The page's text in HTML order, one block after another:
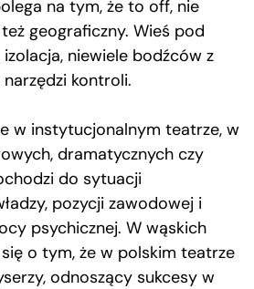
na tym, że to off, nie
geograficzny. Wieś pod
izolacja, niewiele bodźców z
kontroli.
w instytucjonalnym teatrze, w
dramatycznych czy
do sytuacji
pozycji zawodowej i
psychicznej. W wąskich
o tym, że w polskim teatrze
odnoszący sukcesy w